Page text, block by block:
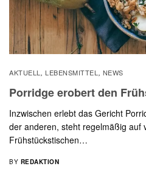
AKTUELL, LEBENSMITTEL, NEWS
Porridge erobert den
Inzwischen erlebt das Gericht
der anderen, steht regelmäßig auf
Frühstückstischen…
BY REDAKTION